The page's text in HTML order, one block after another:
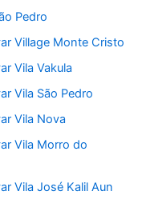
Pedro
Village Monte Cristo
Vila Vakula
Vila São Pedro
Vila Nova
Vila Morro do
Vila José Kalil Aun